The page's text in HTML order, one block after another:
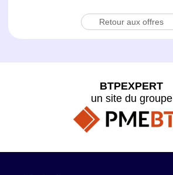
Retour aux offres
BTPEXPERT
un site du groupe